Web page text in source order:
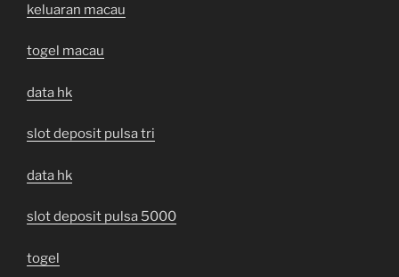
keluaran macau
togel macau
data hk
slot deposit pulsa tri
data hk
slot deposit pulsa 5000
togel